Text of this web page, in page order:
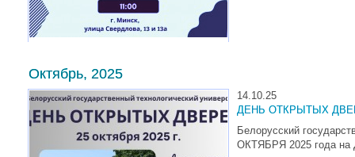
Октябрь, 2025
14.10.25
ДЕНЬ ОТКРЫТЫХ
Белорусский
ОКТЯБРЯ 2025 года на